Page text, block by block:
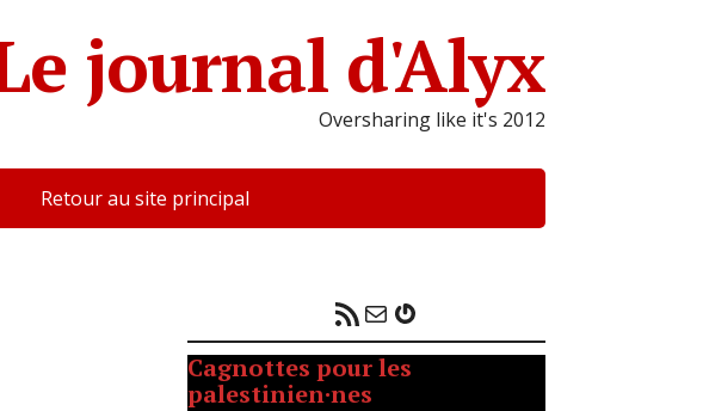
journal d'Alyx
Oversharing like it's 2012
Retour au site principal
Flux RSSE-mailGravatar
Cagnottes pour les
palestinien·nes